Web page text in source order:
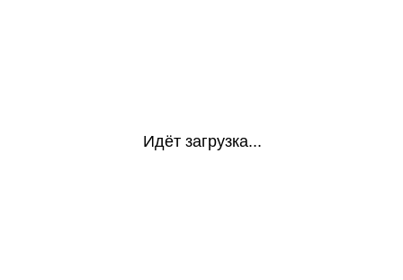
Идёт загрузка...